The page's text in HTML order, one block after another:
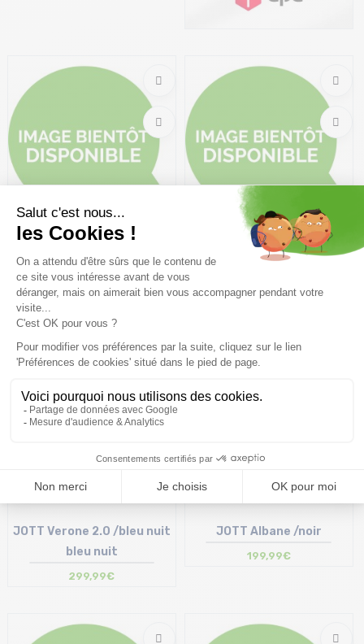
319,99€
Bientot disponible
JOTT Prague Laquee
319,99€
JOTT Verone 2.0 /bleu nuit
bleu nuit
299,99€
JOTT Albane /noir
199,99€